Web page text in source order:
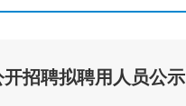
招聘拟聘用人员公示